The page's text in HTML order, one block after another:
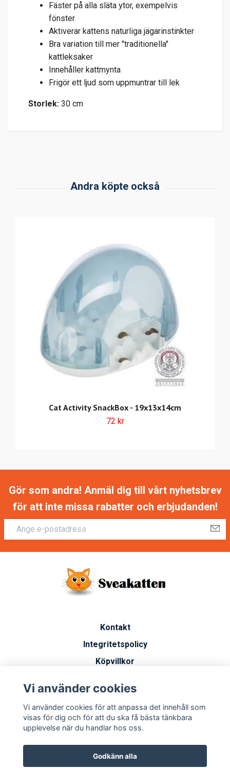
Fäster på alla släta ytor, exempelvis
fönster
Aktiverar kattens naturliga jägarinstinkter
Bra variation till mer "traditionella"
kattleksaker
Innehåller kattmynta
Frigör ett ljud som uppmuntrar till lek
Storlek: 30 cm
Cat Activity SnackBox - 19x13x14cm
72 kr
Gör som andra! Anmäl dig till vårt nyhetsbrev
för att inte missa rabatter och erbjudanden!
Kontakt
Integritetspolicy
Köpvillkor
Vanliga frågor
Miljöarbete
Vi använder cookies
Vi använder cookies för att anpassa det innehåll som
visas för dig och för att du ska få bästa tänkbara
upplevelse när du handlar hos oss.
Godkänn alla